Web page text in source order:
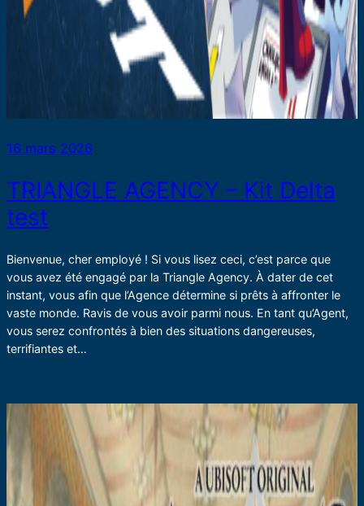
16 mars 2026
TRIANGLE AGENCY – Kit Delta
test
Bienvenue, cher employé ! Si vous lisez ceci, c’est parce que
vous avez été engagé par la Triangle Agency. À dater de cet
instant, vous afin que l’Agence détermine si prêts à affronter le
vaste monde. Ravis de vous avoir parmi nous. En tant qu’Agent,
vous serez confrontés à bien des situations dangereuses,
terrifiantes et…